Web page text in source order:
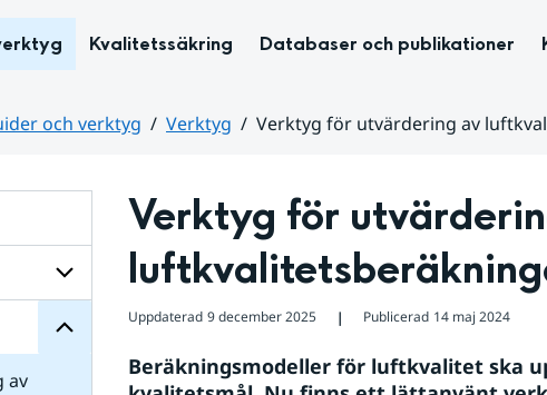
Kvalitetssäkring Databaser och publikationer
och verktyg Verktyg
Verktyg för utvärdering av
Undersidor
för
av
Verktyg för
Uppdaterad 9 december 2025 ❘ Publicerad 14 maj 2024
Beräkningsmodeller för luftkvalitet ska